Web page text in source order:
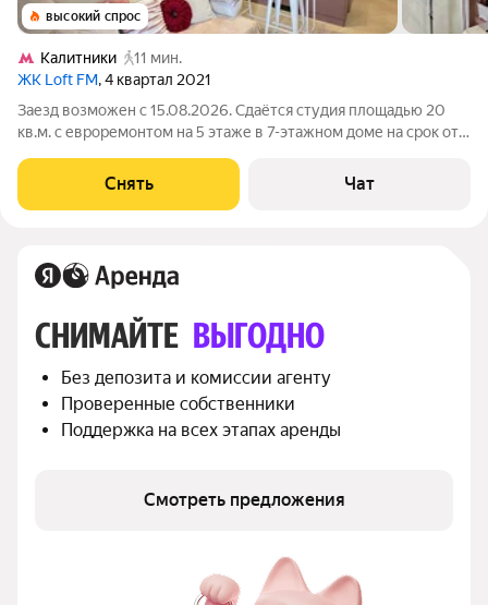
высокий спрос
Калитники
11 мин.
ЖК Loft FM, 4 квартал 2021
Заезд возможен с 15.08.2026. Сдаётся студия площадью 20
кв.м. с евроремонтом на 5 этаже в 7-этажном доме на срок от
Стиральная машина Сушильная машина Холодильник
Снять Чат
СНИМАЙТЕ ВЫГОДНО
Без депозита и комиссии агенту
Проверенные собственники
Поддержка на всех этапах аренды
Смотреть предложения